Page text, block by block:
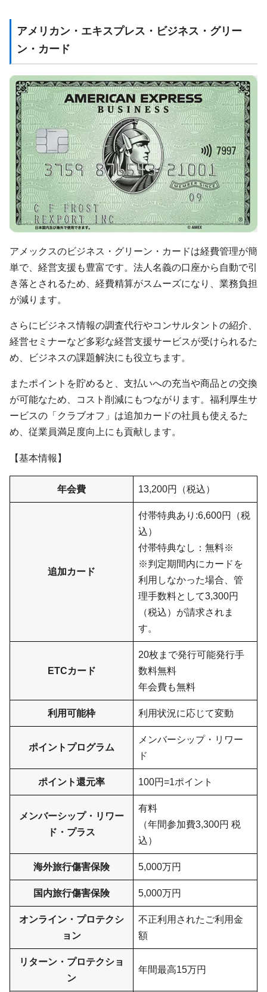
アメリカン・エキスプレス・ビジネス・グリー
ン・カード
アメックスのビジネス・グリーン・カードは経費管理が簡
単で、経営支援も豊富です。法人名義の口座から自動で引
き落とされるため、経費精算がスムーズになり、業務負担
が減ります。
さらにビジネス情報の調査代行やコンサルタントの紹介、
経営セミナーなど多彩な経営支援サービスが受けられるた
め、ビジネスの課題解決にも役立ちます。
またポイントを貯めると、支払いへの充当や商品との交換
が可能なため、コスト削減にもつながります。福利厚生サ
ービスの「クラブオフ」は追加カードの社員も使えるた
め、従業員満足度向上にも貢献します。
【基本情報】
年会費 13,200円（税込）
追加カード
付帯特典あり:6,600円（税
込）
付帯特典なし：無料※
※判定期間内にカードを
利用しなかった場合、管
理手数料として3,300円
（税込）が請求されま
す。
ETCカード
20枚まで発行可能発行手
数料無料
年会費も無料
利用可能枠 利用状況に応じて変動
ポイントプログラム
メンバーシップ・リワー
ド
ポイント還元率 100円=1ポイント
メンバーシップ・リワー
ド・プラス
有料
（年間参加費3,300円 税
込）
海外旅行傷害保険 5,000万円
国内旅行傷害保険 5,000万円
オンライン・プロテクシ
ョン
不正利用されたご利用金
額
リターン・プロテクショ
ン
年間最高15万円